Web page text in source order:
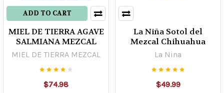
ADD TO CART
MIEL DE TIERRA AGAVE
SALMIANA MEZCAL
MIEL DE TIERRA MEZCAL
$74.98
La Niña Sotol del
Mezcal Chihuahua
La Nina
$49.99